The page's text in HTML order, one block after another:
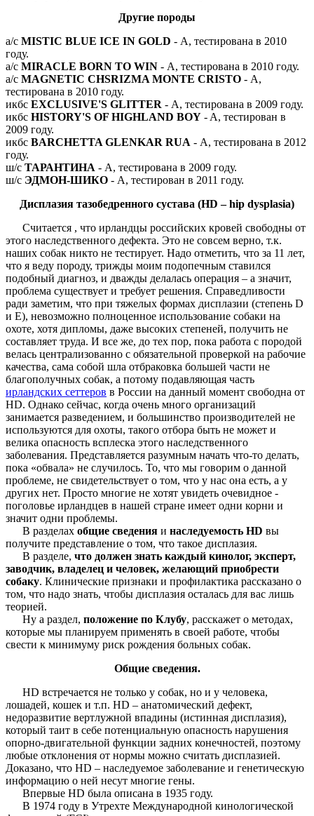
Другие породы
а/с MISTIC BLUE ICE IN GOLD - А, тестирована в 2010
году.
а/с MIRACLE BORN TO WIN - А, тестирована в 2010 году.
а/с MAGNETIC CHSRIZMA MONTE CRISTO - А,
тестирована в 2010 году.
икбс EXCLUSIVE'S GLITTER - А, тестирована в 2009 году.
икбс HISTORY'S OF HIGHLAND BOY - A, тестирован в
2009 году.
икбс BARCHETTA GLENKAR RUA - А, тестирована в 2012
году.
ш/с ТАРАНТИНА - А, тестирована в 2009 году.
ш/с ЭДМОН-ШИКО - А, тестирован в 2011 году.
Дисплазия тазобедренного сустава (HD – hip dysplasia)
Считается , что ирландцы российских кровей свободны от
этого наследственного дефекта. Это не совсем верно, т.к.
наших собак никто не тестирует. Надо отметить, что за 11 лет,
что я веду породу, трижды моим подопечным ставился
подобный диагноз, и дважды делалась операция – а значит,
проблема существует и требует решения. Справедливости
ради заметим, что при тяжелых формах дисплазии (степень D
и Е), невозможно полноценное использование собаки на
охоте, хотя дипломы, даже высоких степеней, получить не
составляет труда. И все же, до тех пор, пока работа с породой
велась централизованно с обязательной проверкой на рабочие
качества, сама собой шла отбраковка большей части не
благополучных собак, а потому подавляющая часть
ирландских сеттеров в России на данный момент свободна от
HD. Однако сейчас, когда очень много организаций
занимается разведением, и большинство производителей не
используются для охоты, такого отбора быть не может и
велика опасность всплеска этого наследственного
заболевания. Представляется разумным начать что-то делать,
пока «обвала» не случилось. То, что мы говорим о данной
проблеме, не свидетельствует о том, что у нас она есть, а у
других нет. Просто многие не хотят увидеть очевидное -
поголовье ирландцев в нашей стране имеет одни корни и
значит одни проблемы.
В разделах общие сведения и наследуемость HD вы
получите представление о том, что такое дисплазия.
В разделе, что должен знать каждый кинолог, эксперт,
заводчик, владелец и человек, желающий приобрести
собаку. Клинические признаки и профилактика рассказано о
том, что надо знать, чтобы дисплазия осталась для вас лишь
теорией.
Ну а раздел, положение по Клубу, расскажет о методах,
которые мы планируем применять в своей работе, чтобы
свести к минимуму риск рождения больных собак.
Общие сведения.
HD встречается не только у собак, но и у человека,
лошадей, кошек и т.п. HD – анатомический дефект,
недоразвитие вертлужной впадины (истинная дисплазия),
который таит в себе потенциальную опасность нарушения
опорно-двигательной функции задних конечностей, поэтому
любые отклонения от нормы можно считать дисплазией.
Доказано, что HD – наследуемое заболевание и генетическую
информацию о ней несут многие гены.
Впервые HD была описана в 1935 году.
В 1974 году в Утрехте Международной кинологической